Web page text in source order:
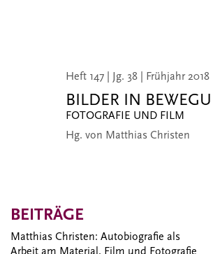
Heft 147 | Jg. 38 | Frühjahr 2018
BILDER IN
FOTOGRAFIE UND FILM
Hg. von Matthias Christen
BEITRÄGE
Matthias Christen: Autobiografie als
Arbeit am Material. Film und Fotografie